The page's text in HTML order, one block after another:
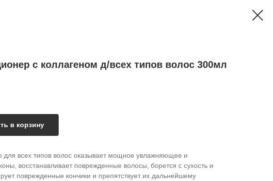
с коллагеном д/всех типов волос 300мл
в корзину
для всех типов волос оказывает мощное увлажняющее и
восстанавливает поврежденные волосы, борется с сухость и
поврежденные кончики и препятствует их дальнейшему